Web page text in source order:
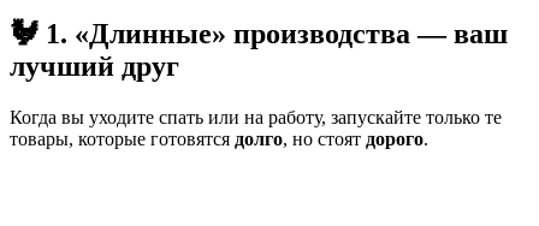
🐓 1. «Длинные» производства — ваш
лучший друг
Когда вы уходите спать или на работу, запускайте только те
товары, которые готовятся долго, но стоят дорого.